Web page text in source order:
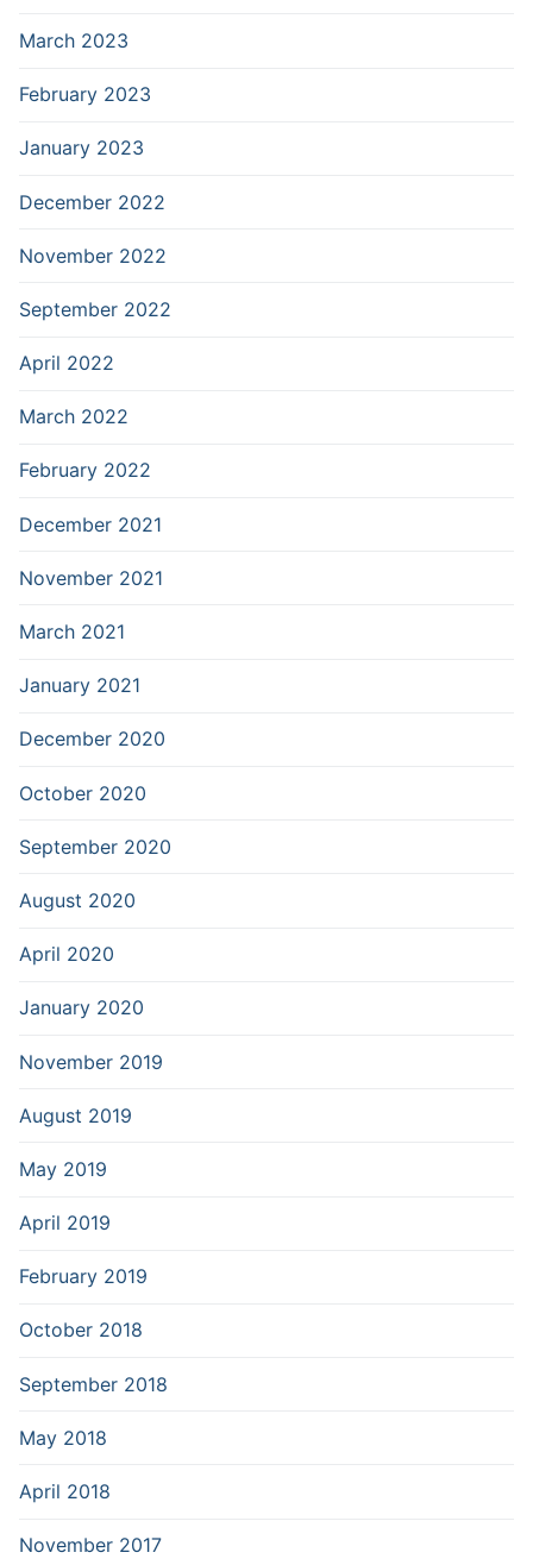
March 2023
February 2023
January 2023
December 2022
November 2022
September 2022
April 2022
March 2022
February 2022
December 2021
November 2021
March 2021
January 2021
December 2020
October 2020
September 2020
August 2020
April 2020
January 2020
November 2019
August 2019
May 2019
April 2019
February 2019
October 2018
September 2018
May 2018
April 2018
November 2017